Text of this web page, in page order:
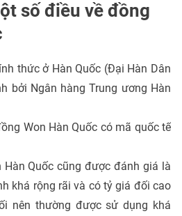
số điều về đồng
thức ở Hàn Quốc (Đại Hàn Dân
bởi Ngân hàng Trung ương Hàn
Won Hàn Quốc có mã quốc tế
Hàn Quốc cũng được đánh giá là
khá rộng rãi và có tỷ giá đối cao
nên thường được sử dụng khá